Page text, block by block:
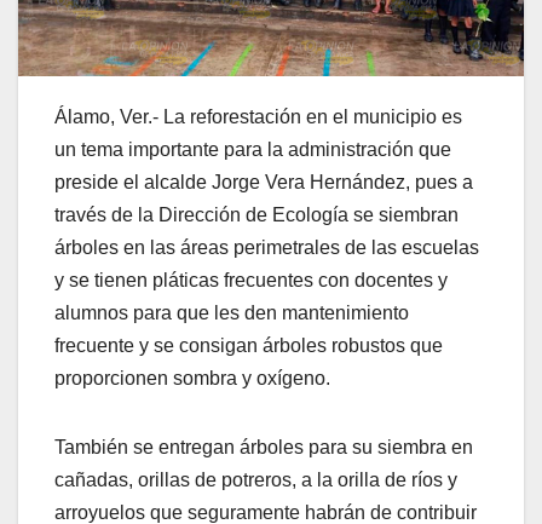
Álamo, Ver.- La reforestación en el municipio es
un tema importante para la administración que
preside el alcalde Jorge Vera Hernández, pues a
través de la Dirección de Ecología se siembran
árboles en las áreas perimetrales de las escuelas
y se tienen pláticas frecuentes con docentes y
alumnos para que les den mantenimiento
frecuente y se consigan árboles robustos que
proporcionen sombra y oxígeno.
También se entregan árboles para su siembra en
cañadas, orillas de potreros, a la orilla de ríos y
arroyuelos que seguramente habrán de contribuir